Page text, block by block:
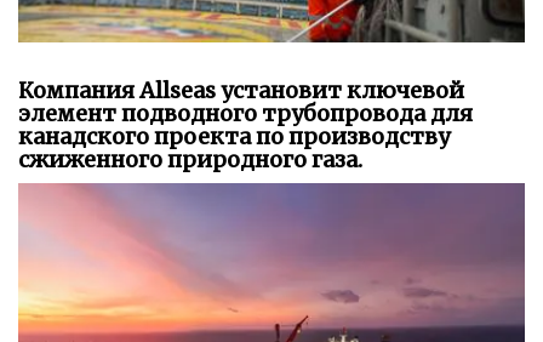
Компания Allseas установит ключевой
элемент подводного трубопровода для
канадского проекта по производству
сжиженного природного газа.